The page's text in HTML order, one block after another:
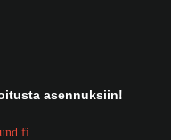
asennuksiin!